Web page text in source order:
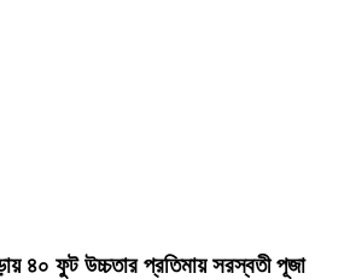
৪০ ফুট উচ্চতার প্রতিমায় সরস্বতী পূজা